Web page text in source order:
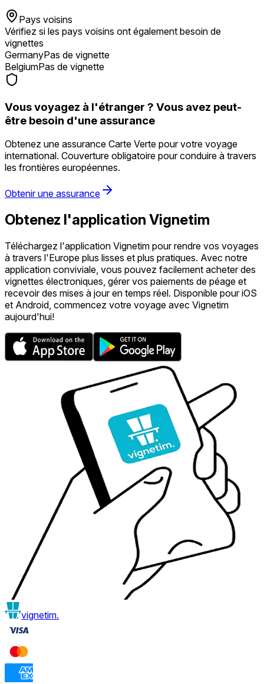
Pays voisins
Vérifiez si les pays voisins ont également besoin de
vignettes
GermanyPas de vignette
BelgiumPas de vignette
Vous voyagez à l'étranger ? Vous avez peut-
être besoin d'une assurance
Obtenez une assurance Carte Verte pour votre voyage
international. Couverture obligatoire pour conduire à travers
les frontières européennes.
Obtenir une assurance
Obtenez l'application Vignetim
Téléchargez l'application Vignetim pour rendre vos voyages
à travers l'Europe plus lisses et plus pratiques. Avec notre
application conviviale, vous pouvez facilement acheter des
vignettes électroniques, gérer vos paiements de péage et
recevoir des mises à jour en temps réel. Disponible pour iOS
et Android, commencez votre voyage avec Vignetim
aujourd'hui!
vignetim.